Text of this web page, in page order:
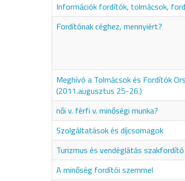
Információk fordítók, tolmácsok,
Fordítónak céghez, mennyiért?
Meghívó a Tolmácsok és Fordítók
(2011.augusztus 25-26.)
női v. férfi v. minőségi munka?
Szolgáltatások és díjcsomagok
Turizmus és vendéglátás szakfordító
A minőség fordítói szemmel